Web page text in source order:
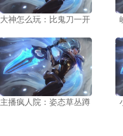
大神怎么玩：比鬼刀一开
主播疯人院：姿态草丛蹲